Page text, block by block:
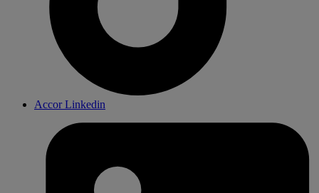
Accor Linkedin